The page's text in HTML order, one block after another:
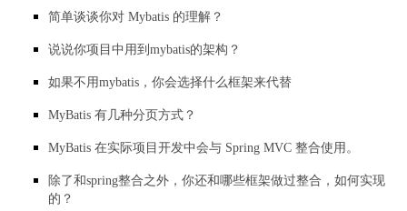
简单谈谈你对 Mybatis 的理解？
说说你项目中用到mybatis的架构？
如果不用mybatis，你会选择什么框架来代替
MyBatis 有几种分页方式？
MyBatis 在实际项目开发中会与 Spring MVC 整合使用。
除了和spring整合之外，你还和哪些框架做过整合，如何实现
的？